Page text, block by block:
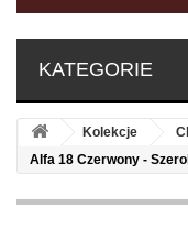
KATEGORIE
Kolekcje
Alfa 18 Czerwony -